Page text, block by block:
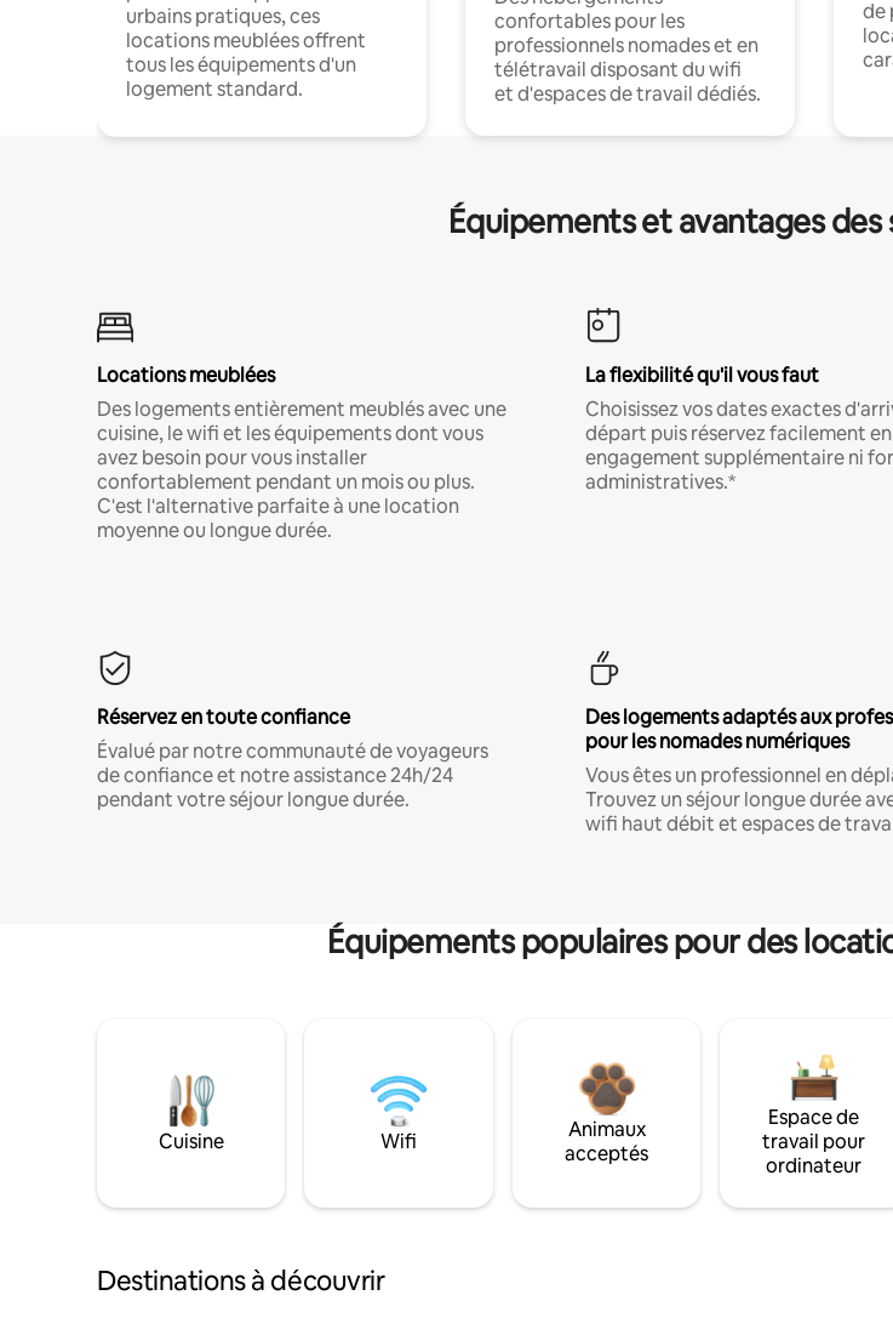
urbains pratiques, ces
locations meublées offrent
tous les équipements d'un
logement standard.
confortables pour les
professionnels nomades et en
télétravail disposant du wifi
et d'espaces de travail dédiés.
de
Équipements et avantages
Locations meublées
Des logements entièrement meublés avec une
cuisine, le wifi et les équipements dont vous
avez besoin pour vous installer
confortablement pendant un mois ou plus.
C'est l'alternative parfaite à une location
moyenne ou longue durée.
La flexibilité qu'il vous faut
Choisissez vos dates exactes
départ puis réservez facilement en
engagement supplémentaire ni
administratives.*
Réservez en toute confiance
Évalué par notre communauté de voyageurs
de confiance et notre assistance 24h/24
pendant votre séjour longue durée.
Des logements adaptés aux
pour les nomades numériques
Vous êtes un professionnel en
Trouvez un séjour longue durée
wifi haut débit et espaces de
Équipements populaires pour des
Cuisine Wifi
Animaux
acceptés
Espace de
travail pour
ordinateur
Destinations à découvrir